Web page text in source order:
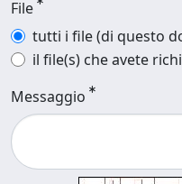
File
tutti i file (di questo
il file(s) che avete
Messaggio